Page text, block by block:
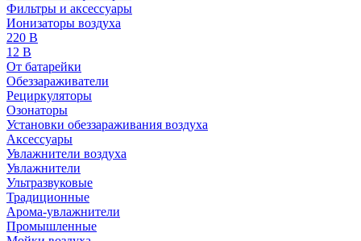
Фильтры и аксессуары
Ионизаторы воздуха
220 В
12 В
От батарейки
Обеззараживатели
Рециркуляторы
Озонаторы
Установки обеззараживания воздуха
Аксессуары
Увлажнители воздуха
Увлажнители
Ультразвуковые
Традиционные
Арома-увлажнители
Промышленные